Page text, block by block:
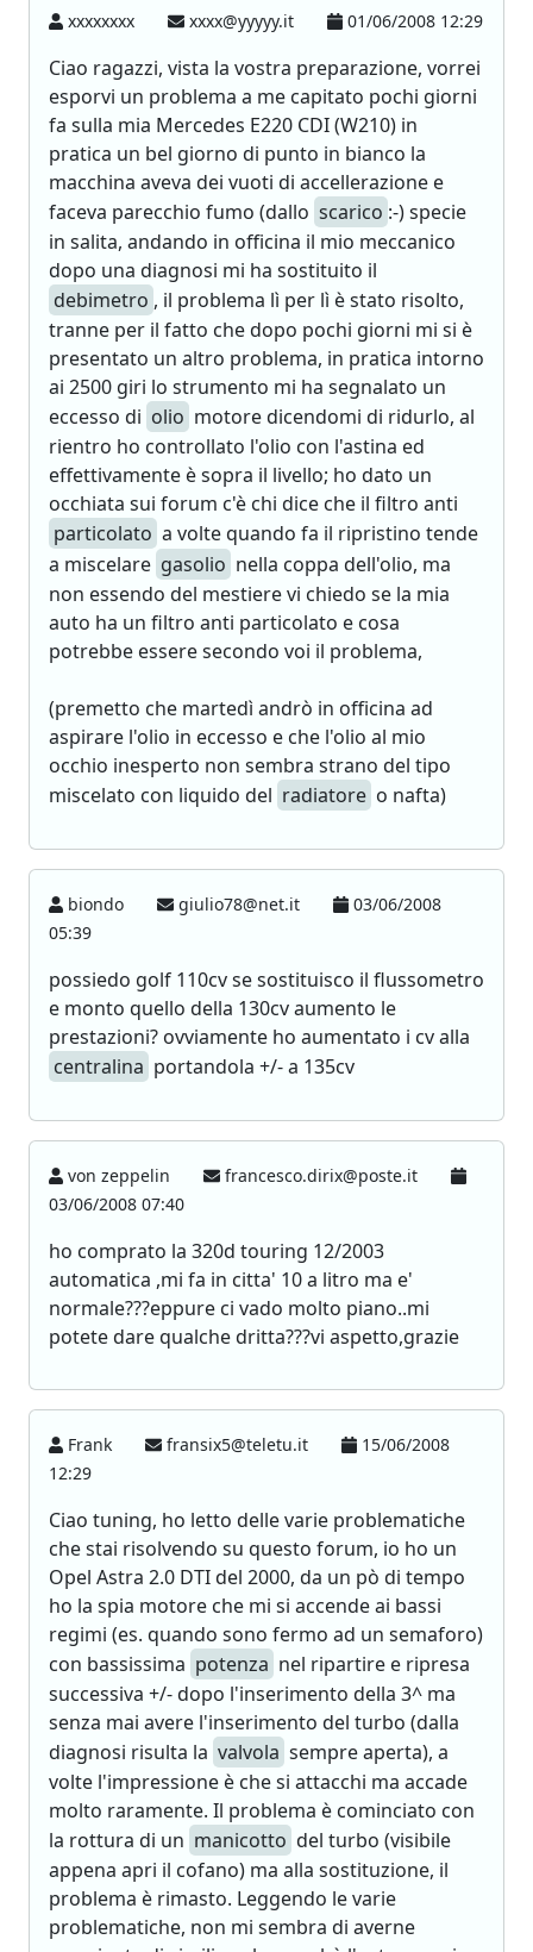
xxxxxxxx xxxx@yyyyy.it 01/06/2008 12:29
Ciao ragazzi, vista la vostra preparazione, vorrei
esporvi un problema a me capitato pochi giorni
fa sulla mia Mercedes E220 CDI (W210) in
pratica un bel giorno di punto in bianco la
macchina aveva dei vuoti di accellerazione e
faceva parecchio fumo (dallo scarico :-) specie
in salita, andando in officina il mio meccanico
dopo una diagnosi mi ha sostituito il
debimetro , il problema lì per lì è stato risolto,
tranne per il fatto che dopo pochi giorni mi si è
presentato un altro problema, in pratica intorno
ai 2500 giri lo strumento mi ha segnalato un
eccesso di olio motore dicendomi di ridurlo, al
rientro ho controllato l'olio con l'astina ed
effettivamente è sopra il livello; ho dato un
occhiata sui forum c'è chi dice che il filtro anti
particolato a volte quando fa il ripristino tende
a miscelare gasolio nella coppa dell'olio, ma
non essendo del mestiere vi chiedo se la mia
auto ha un filtro anti particolato e cosa
potrebbe essere secondo voi il problema,
(premetto che martedì andrò in officina ad
aspirare l'olio in eccesso e che l'olio al mio
occhio inesperto non sembra strano del tipo
miscelato con liquido del radiatore o nafta)
biondo giulio78@net.it
03/06/2008
05:39
possiedo golf 110cv se sostituisco il flussometro
e monto quello della 130cv aumento le
prestazioni? ovviamente ho aumentato i cv alla
centralina portandola +/- a 135cv
von zeppelin
francesco.dirix@poste.it
03/06/2008 07:40
ho comprato la 320d touring 12/2003
automatica ,mi fa in citta' 10 a litro ma e'
normale???eppure ci vado molto piano..mi
potete dare qualche dritta???vi aspetto,grazie
Frank fransix5@teletu.it
15/06/2008
12:29
Ciao tuning, ho letto delle varie problematiche
che stai risolvendo su questo forum, io ho un
Opel Astra 2.0 DTI del 2000, da un pò di tempo
ho la spia motore che mi si accende ai bassi
regimi (es. quando sono fermo ad un semaforo)
con bassissima potenza nel ripartire e ripresa
successiva +/- dopo l'inserimento della 3^ ma
senza mai avere l'inserimento del turbo (dalla
diagnosi risulta la valvola sempre aperta), a
volte l'impressione è che si attacchi ma accade
molto raramente. Il problema è cominciato con
la rottura di un manicotto del turbo (visibile
appena apri il cofano) ma alla sostituzione, il
problema è rimasto. Leggendo le varie
problematiche, non mi sembra di averne